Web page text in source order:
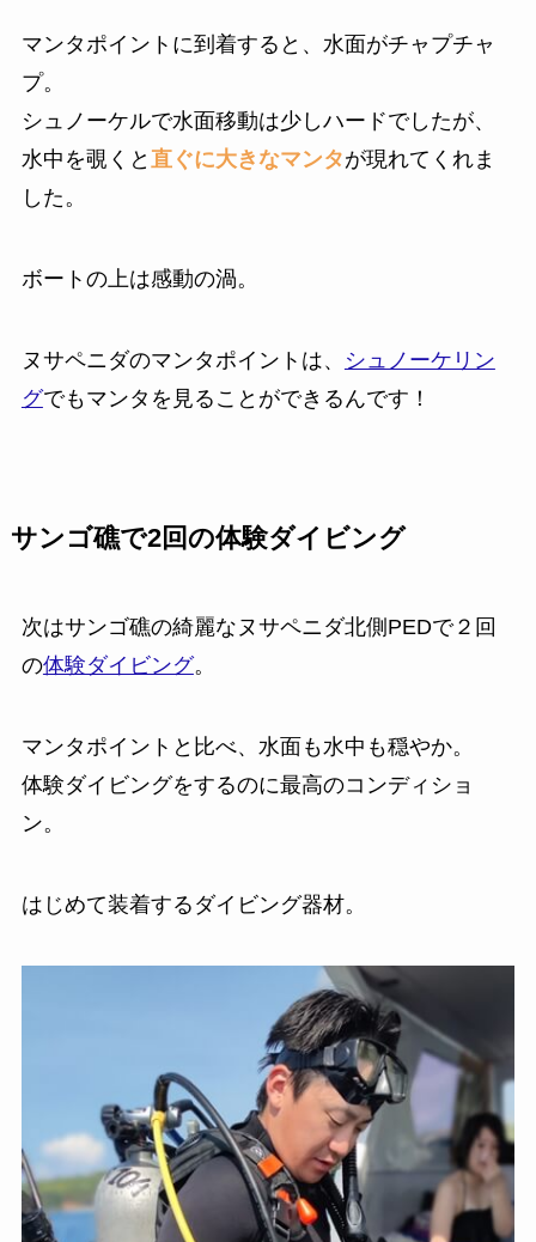
マンタポイントに到着すると、水面がチャプチャ
プ。
シュノーケルで水面移動は少しハードでしたが、
水中を覗くと 直ぐに大きなマンタが現れてくれま
した。
ボートの上は感動の渦。
ヌサペニダのマンタポイントは、
シュノーケリン
グでもマンタを見ることができるんです！
サンゴ礁で2回の体験ダイビング
次はサンゴ礁の綺麗なヌサペニダ北側PEDで２回
の体験ダイビング。
マンタポイントと比べ、水面も水中も穏やか。
体験ダイビングをするのに最高のコンディショ
ン。
はじめて装着するダイビング器材。